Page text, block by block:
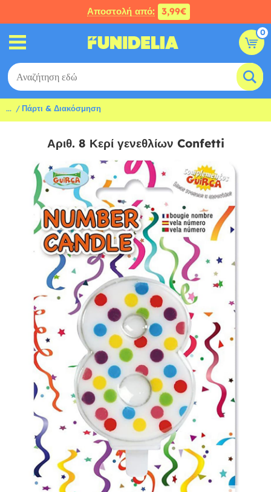
Αποστολή από: 3,99€
0
... Πάρτι & Διακόσμηση
Αριθ. 8 Κερί γενεθλίων Confetti